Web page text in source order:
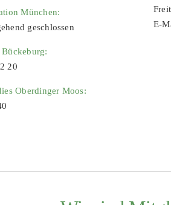
München:
geschlossen
20
Oberdinger Moos:
E-